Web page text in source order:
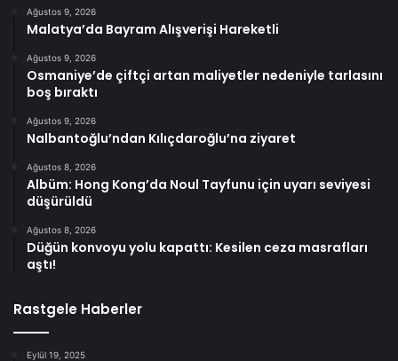
Ağustos 9, 2026
Malatya’da Bayram Alışverişi Hareketli
Ağustos 9, 2026
Osmaniye’de çiftçi artan maliyetler nedeniyle tarlasını
boş bıraktı
Ağustos 9, 2026
Nalbantoğlu’ndan Kılıçdaroğlu’na ziyaret
Ağustos 8, 2026
Albüm: Hong Kong’da Noul Tayfunu için uyarı seviyesi
düşürüldü
Ağustos 8, 2026
Düğün konvoyu yolu kapattı: Kesilen ceza masrafları
aştı!
Rastgele Haberler
Eylül 19, 2025